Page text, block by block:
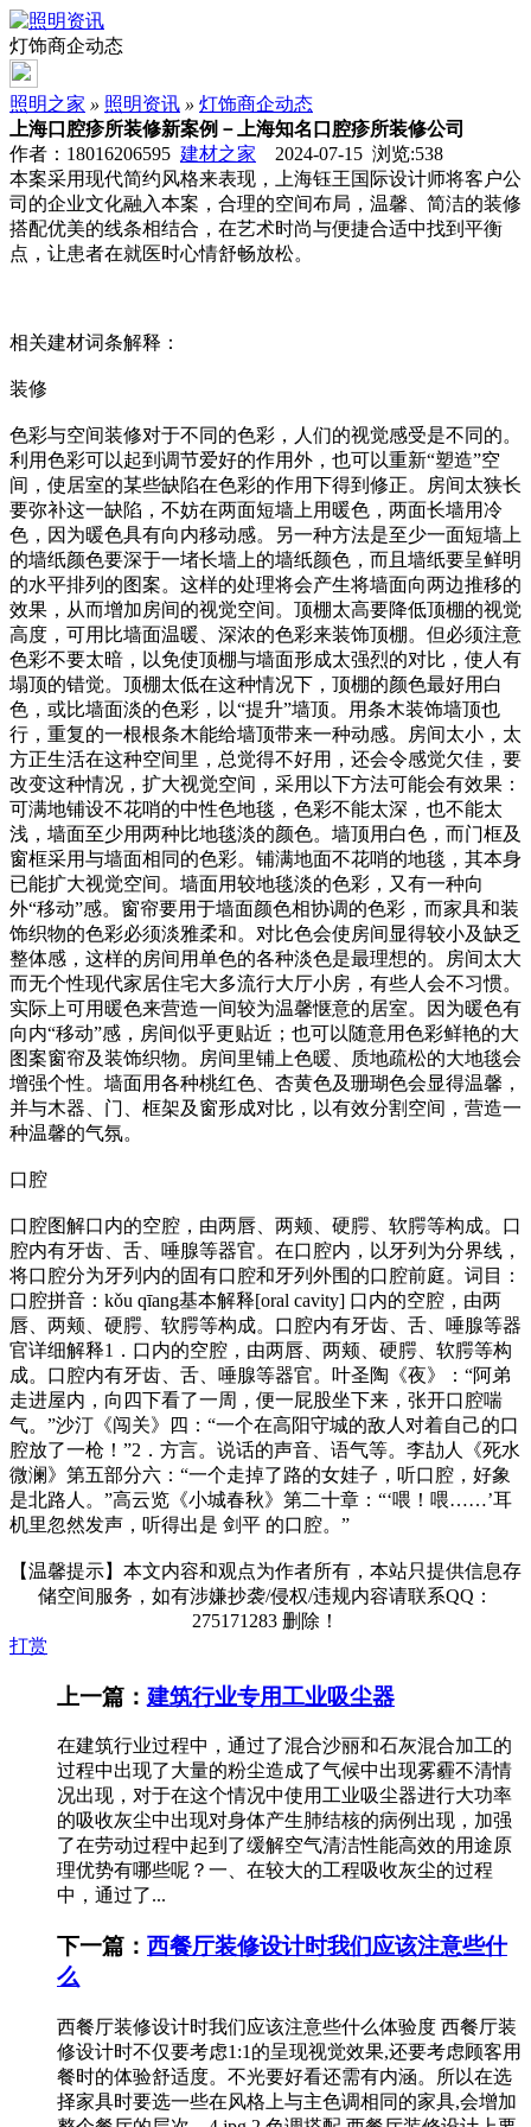
灯饰商企动态
照明之家 » 照明资讯 » 灯饰商企动态
上海口腔疹所装修新案例－上海知名口腔疹所装修公司
作者：18016206595 建材之家 2024-07-15 浏览:538
本案采用现代简约风格来表现，上海钰王国际设计师将客户公
司的企业文化融入本案，合理的空间布局，温馨、简洁的装修
搭配优美的线条相结合，在艺术时尚与便捷合适中找到平衡
点，让患者在就医时心情舒畅放松。
相关建材词条解释：
装修
色彩与空间装修对于不同的色彩，人们的视觉感受是不同的。
利用色彩可以起到调节爱好的作用外，也可以重新“塑造”空
间，使居室的某些缺陷在色彩的作用下得到修正。房间太狭长
要弥补这一缺陷，不妨在两面短墙上用暖色，两面长墙用冷
色，因为暖色具有向内移动感。另一种方法是至少一面短墙上
的墙纸颜色要深于一堵长墙上的墙纸颜色，而且墙纸要呈鲜明
的水平排列的图案。这样的处理将会产生将墙面向两边推移的
效果，从而增加房间的视觉空间。顶棚太高要降低顶棚的视觉
高度，可用比墙面温暖、深浓的色彩来装饰顶棚。但必须注意
色彩不要太暗，以免使顶棚与墙面形成太强烈的对比，使人有
塌顶的错觉。顶棚太低在这种情况下，顶棚的颜色最好用白
色，或比墙面淡的色彩，以“提升”墙顶。用条木装饰墙顶也
行，重复的一根根条木能给墙顶带来一种动感。房间太小，太
方正生活在这种空间里，总觉得不好用，还会令感觉欠佳，要
改变这种情况，扩大视觉空间，采用以下方法可能会有效果：
可满地铺设不花哨的中性色地毯，色彩不能太深，也不能太
浅，墙面至少用两种比地毯淡的颜色。墙顶用白色，而门框及
窗框采用与墙面相同的色彩。铺满地面不花哨的地毯，其本身
已能扩大视觉空间。墙面用较地毯淡的色彩，又有一种向
外“移动”感。窗帘要用于墙面颜色相协调的色彩，而家具和装
饰织物的色彩必须淡雅柔和。对比色会使房间显得较小及缺乏
整体感，这样的房间用单色的各种淡色是最理想的。房间太大
而无个性现代家居住宅大多流行大厅小房，有些人会不习惯。
实际上可用暖色来营造一间较为温馨惬意的居室。因为暖色有
向内“移动”感，房间似乎更贴近；也可以随意用色彩鲜艳的大
图案窗帘及装饰织物。房间里铺上色暖、质地疏松的大地毯会
增强个性。墙面用各种桃红色、杏黄色及珊瑚色会显得温馨，
并与木器、门、框架及窗形成对比，以有效分割空间，营造一
种温馨的气氛。
口腔
口腔图解口内的空腔，由两唇、两颊、硬腭、软腭等构成。口
腔内有牙齿、舌、唾腺等器官。在口腔内，以牙列为分界线，
将口腔分为牙列内的固有口腔和牙列外围的口腔前庭。词目：
口腔拼音：kǒu qīang基本解释[oral cavity] 口内的空腔，由两
唇、两颊、硬腭、软腭等构成。口腔内有牙齿、舌、唾腺等器
官详细解释1．口内的空腔，由两唇、两颊、硬腭、软腭等构
成。口腔内有牙齿、舌、唾腺等器官。叶圣陶《夜》：“阿弟
走进屋内，向四下看了一周，便一屁股坐下来，张开口腔喘
气。”沙汀《闯关》四：“一个在高阳守城的敌人对着自己的口
腔放了一枪！”2．方言。说话的声音、语气等。李劼人《死水
微澜》第五部分六：“一个走掉了路的女娃子，听口腔，好象
是北路人。”高云览《小城春秋》第二十章：“‘喂！喂……’耳
机里忽然发声，听得出是 剑平 的口腔。”
【温馨提示】本文内容和观点为作者所有，本站只提供信息存
储空间服务，如有涉嫌抄袭/侵权/违规内容请联系QQ：
275171283 删除！
打赏
上一篇： 建筑行业专用工业吸尘器
在建筑行业过程中，通过了混合沙丽和石灰混合加工的
过程中出现了大量的粉尘造成了气候中出现雾霾不清情
况出现，对于在这个情况中使用工业吸尘器进行大功率
的吸收灰尘中出现对身体产生肺结核的病例出现，加强
了在劳动过程中起到了缓解空气清洁性能高效的用途原
理优势有哪些呢？一、在较大的工程吸收灰尘的过程
中，通过了...
下一篇： 西餐厅装修设计时我们应该注意些什
么
西餐厅装修设计时我们应该注意些什么体验度 西餐厅装
修设计时不仅要考虑1:1的呈现视觉效果,还要考虑顾客用
餐时的体验舒适度。不光要好看还需有内涵。所以在选
择家具时要选一些在风格上与主色调相同的家具,会增加